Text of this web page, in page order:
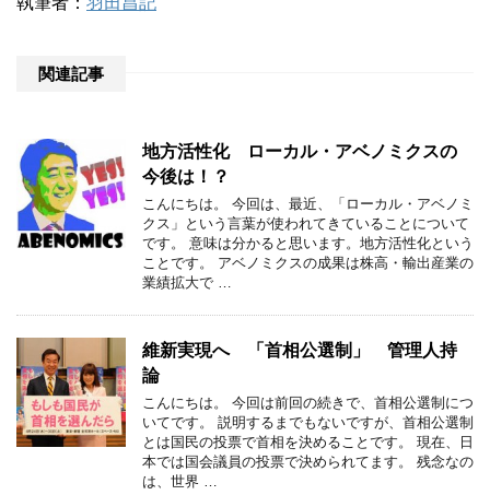
関連記事
地方活性化 ローカル・アベノミクスの
今後は！？
こんにちは。 今回は、最近、「ローカル・アベノミ
クス」という言葉が使われてきていることについて
です。 意味は分かると思います。地方活性化という
ことです。 アベノミクスの成果は株高・輸出産業の
業績拡大で …
維新実現へ 「首相公選制」 管理人持
論
こんにちは。 今回は前回の続きで、首相公選制につ
いてです。 説明するまでもないですが、首相公選制
とは国民の投票で首相を決めることです。 現在、日
本では国会議員の投票で決められてます。 残念なの
は、世界 …